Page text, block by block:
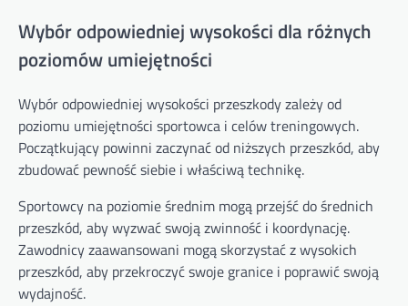
Wybór odpowiedniej wysokości dla różnych
poziomów umiejętności
Wybór odpowiedniej wysokości przeszkody zależy od
poziomu umiejętności sportowca i celów treningowych.
Początkujący powinni zaczynać od niższych przeszkód, aby
zbudować pewność siebie i właściwą technikę.
Sportowcy na poziomie średnim mogą przejść do średnich
przeszkód, aby wyzwać swoją zwinność i koordynację.
Zawodnicy zaawansowani mogą skorzystać z wysokich
przeszkód, aby przekroczyć swoje granice i poprawić swoją
wydajność.